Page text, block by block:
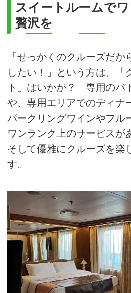
スイートルームで
贅沢を
「せっかくのクルーズだか
したい！」という方は、「
ト」はいかが？ 専用のバ
や、専用エリアでのディナ
パークリングワインやフル
ワンランク上のサービスが
そして優雅にクルーズを楽
す。